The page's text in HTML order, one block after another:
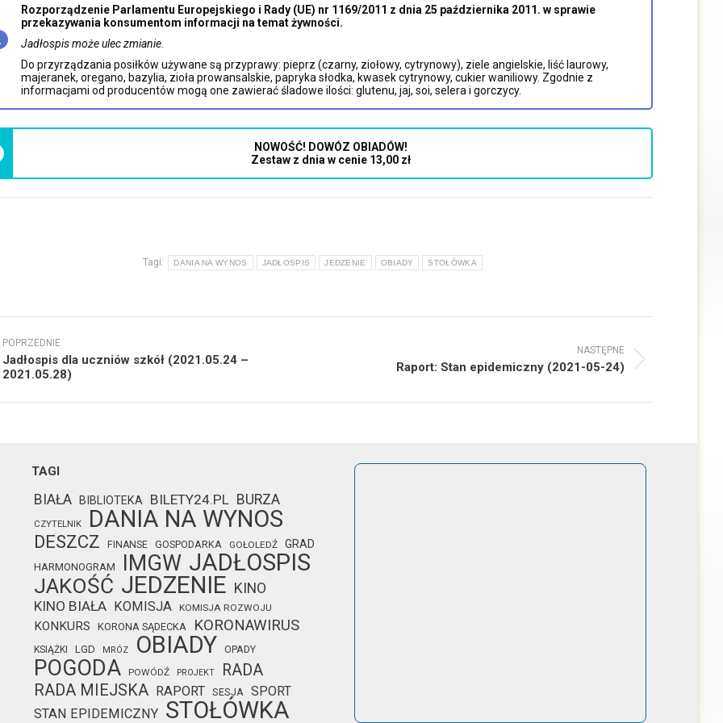
Rozporządzenie Parlamentu Europejskiego i Rady (UE) nr 1169/2011 z dnia 25 października 2011. w sprawie
przekazywania konsumentom informacji na temat żywności.
Jadłospis może ulec zmianie.
Do przyrządzania posiłków używane są przyprawy: pieprz (czarny, ziołowy, cytrynowy), ziele angielskie, liść laurowy,
majeranek, oregano, bazylia, zioła prowansalskie, papryka słodka, kwasek cytrynowy, cukier waniliowy. Zgodnie z
informacjami od producentów mogą one zawierać śladowe ilości: glutenu, jaj, soi, selera i gorczycy.
NOWOŚĆ! DOWÓZ OBIADÓW!
Zestaw z dnia w cenie 13,00 zł
Tagi: DANIA NA WYNOS JADŁOSPIS JEDZENIE OBIADY STOŁÓWKA
POPRZEDNIE
Poprzedni
wpis:
Jadłospis dla uczniów szkół (2021.05.24 –
2021.05.28)
NASTĘPNE
Raport: Stan epidemiczny (2021-05-24)
TAGI
BIAŁA BIBLIOTEKA BILETY24.PL BURZA
CZYTELNIK DANIA NA WYNOS
DESZCZ FINANSE GOSPODARKA GOŁOLEDŹ GRAD
HARMONOGRAM IMGW JADŁOSPIS
JAKOŚĆ JEDZENIE KINO
KINO BIAŁA KOMISJA KOMISJA ROZWOJU
KONKURS KORONA SĄDECKA KORONAWIRUS
KSIĄŻKI LGD MRÓZ OBIADY OPADY
POGODA POWÓDŹ PROJEKT
RADA
RADA MIEJSKA RAPORT SESJA
SPORT
STAN EPIDEMICZNY STOŁÓWKA